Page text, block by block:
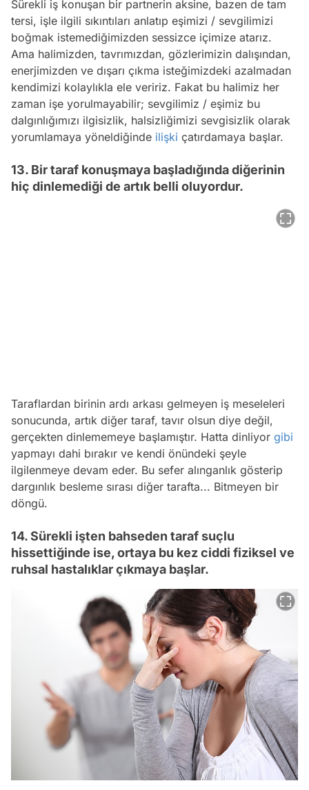
Sürekli iş konuşan bir partnerin aksine, bazen de tam
tersi, işle ilgili sıkıntıları anlatıp eşimizi / sevgilimizi
boğmak istemediğimizden sessizce içimize atarız.
Ama halimizden, tavrımızdan, gözlerimizin dalışından,
enerjimizden ve dışarı çıkma isteğimizdeki azalmadan
kendimizi kolaylıkla ele veririz. Fakat bu halimiz her
zaman işe yorulmayabilir; sevgilimiz / eşimiz bu
dalgınlığımızı ilgisizlik, halsizliğimizi sevgisizlik olarak
yorumlamaya yöneldiğinde ilişki çatırdamaya başlar.
13. Bir taraf konuşmaya başladığında diğerinin
hiç dinlemediği de artık belli oluyordur.
Taraflardan birinin ardı arkası gelmeyen iş meseleleri
sonucunda, artık diğer taraf, tavır olsun diye değil,
gerçekten dinlememeye başlamıştır. Hatta dinliyor gibi
yapmayı dahi bırakır ve kendi önündeki şeyle
ilgilenmeye devam eder. Bu sefer alınganlık gösterip
dargınlık besleme sırası diğer tarafta... Bitmeyen bir
döngü.
14. Sürekli işten bahseden taraf suçlu
hissettiğinde ise, ortaya bu kez ciddi fiziksel ve
ruhsal hastalıklar çıkmaya başlar.